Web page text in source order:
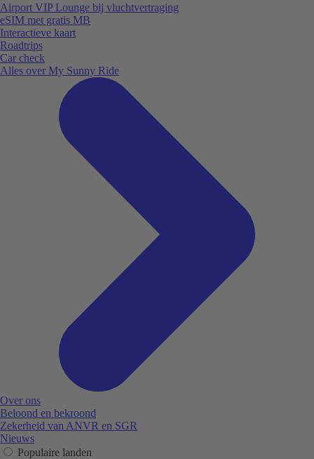
Airport VIP Lounge bij vluchtvertraging
eSIM met gratis MB
Interactieve kaart
Roadtrips
Car check
Alles over My Sunny Ride
Over ons
Beloond en bekroond
Zekerheid van ANVR en SGR
Nieuws
Populaire landen